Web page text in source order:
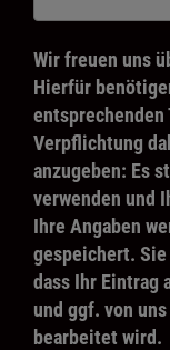
Wir freuen uns
Hierfür
Verpflichtung
anzugeben: Es
verwenden und
Ihre Angaben
gespeichert.
dass Ihr Eintrag
und ggf. von
bearbeitet wird.